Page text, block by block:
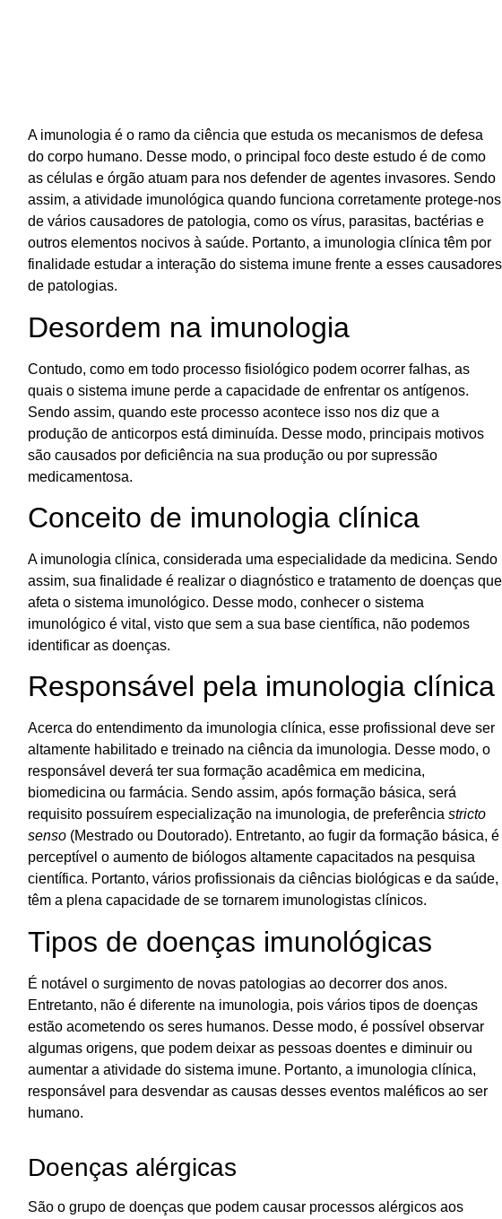
A imunologia é o ramo da ciência que estuda os mecanismos de defesa
do corpo humano. Desse modo, o principal foco deste estudo é de como
as células e órgão atuam para nos defender de agentes invasores. Sendo
assim, a atividade imunológica quando funciona corretamente protege-nos
de vários causadores de patologia, como os vírus, parasitas, bactérias e
outros elementos nocivos à saúde. Portanto, a imunologia clínica têm por
finalidade estudar a interação do sistema imune frente a esses causadores
de patologias.
Desordem na imunologia
Contudo, como em todo processo fisiológico podem ocorrer falhas, as
quais o sistema imune perde a capacidade de enfrentar os antígenos.
Sendo assim, quando este processo acontece isso nos diz que a
produção de anticorpos está diminuída. Desse modo, principais motivos
são causados por deficiência na sua produção ou por supressão
medicamentosa.
Conceito de imunologia clínica
A imunologia clínica, considerada uma especialidade da medicina. Sendo
assim, sua finalidade é realizar o diagnóstico e tratamento de doenças que
afeta o sistema imunológico. Desse modo, conhecer o sistema
imunológico é vital, visto que sem a sua base científica, não podemos
identificar as doenças.
Responsável pela imunologia clínica
Acerca do entendimento da imunologia clínica, esse profissional deve ser
altamente habilitado e treinado na ciência da imunologia. Desse modo, o
responsável deverá ter sua formação acadêmica em medicina,
biomedicina ou farmácia. Sendo assim, após formação básica, será
requisito possuírem especialização na imunologia, de preferência stricto
senso(Mestrado ou Doutorado). Entretanto, ao fugir da formação básica, é
perceptível o aumento de biólogos altamente capacitados na pesquisa
científica. Portanto, vários profissionais da ciências biológicas e da saúde,
têm a plena capacidade de se tornarem imunologistas clínicos.
Tipos de doenças imunológicas
É notável o surgimento de novas patologias ao decorrer dos anos.
Entretanto, não é diferente na imunologia, pois vários tipos de doenças
estão acometendo os seres humanos. Desse modo, é possível observar
algumas origens, que podem deixar as pessoas doentes e diminuir ou
aumentar a atividade do sistema imune. Portanto, a imunologia clínica,
responsável para desvendar as causas desses eventos maléficos ao ser
humano.
Doenças alérgicas
São o grupo de doenças que podem causar processos alérgicos aos